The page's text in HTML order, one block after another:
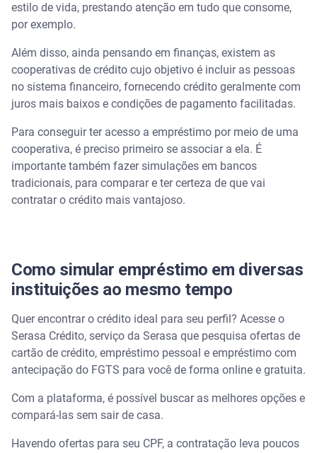
estilo de vida, prestando atenção em tudo que consome,
por exemplo.
Além disso, ainda pensando em finanças, existem as
cooperativas de crédito cujo objetivo é incluir as pessoas
no sistema financeiro, fornecendo crédito geralmente com
juros mais baixos e condições de pagamento facilitadas.
Para conseguir ter acesso a empréstimo por meio de uma
cooperativa, é preciso primeiro se associar a ela. É
importante também fazer simulações em bancos
tradicionais, para comparar e ter certeza de que vai
contratar o crédito mais vantajoso.
Como simular empréstimo em diversas
instituições ao mesmo tempo
Quer encontrar o crédito ideal para seu perfil? Acesse o
Serasa Crédito, serviço da Serasa que pesquisa ofertas de
cartão de crédito, empréstimo pessoal e empréstimo com
antecipação do FGTS para você de forma online e gratuita.
Com a plataforma, é possível buscar as melhores opções e
compará-las sem sair de casa.
Havendo ofertas para seu CPF, a contratação leva poucos